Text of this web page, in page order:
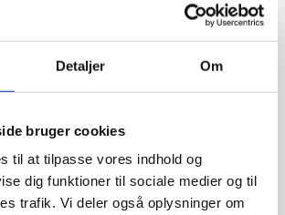
Detaljer Om
bruger cookies
til at tilpasse vores indhold og
dig funktioner til sociale medier og til
trafik. Vi deler også oplysninger om
Du findes vores beregner
her:
ansøg her
til varen? Klik her